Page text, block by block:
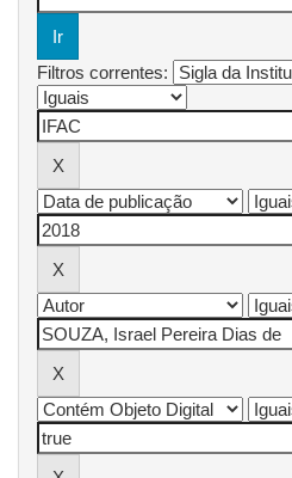
Filtros correntes: